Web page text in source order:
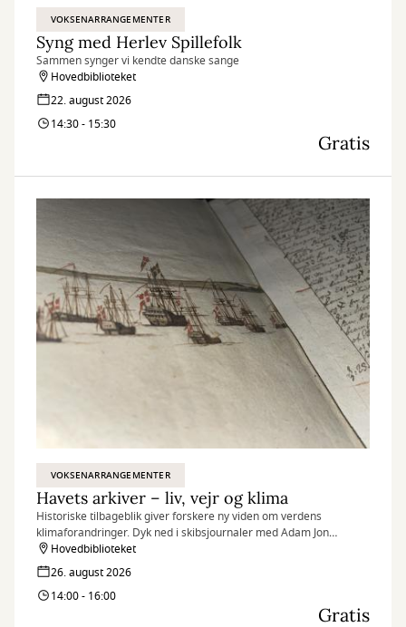
VOKSENARRANGEMENTER
Syng med Herlev Spillefolk
Sammen synger vi kendte danske sange
Hovedbiblioteket
22. august 2026
14:30 - 15:30
Gratis
VOKSENARRANGEMENTER
Havets arkiver – liv, vejr og klima
Historiske tilbageblik giver forskere ny viden om verdens
klimaforandringer. Dyk ned i skibsjournaler med Adam Jon
Kronegh fra Rigsarkivet
Hovedbiblioteket
26. august 2026
14:00 - 16:00
Gratis